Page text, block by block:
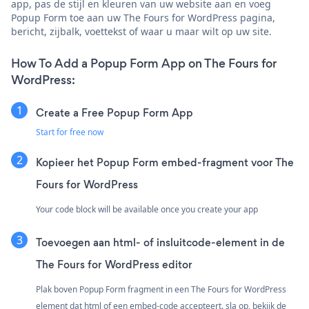
app, pas de stijl en kleuren van uw website aan en voeg
Popup Form toe aan uw The Fours for WordPress pagina,
bericht, zijbalk, voettekst of waar u maar wilt op uw site.
How To Add a Popup Form App on The Fours for
WordPress:
Create a Free Popup Form App
Start for free now
Kopieer het Popup Form embed-fragment voor The
Fours for WordPress
Your code block will be available once you create your app
Toevoegen aan html- of insluitcode-element in de
The Fours for WordPress editor
Plak boven Popup Form fragment in een The Fours for WordPress
element dat html of een embed-code accepteert. sla op, bekijk de